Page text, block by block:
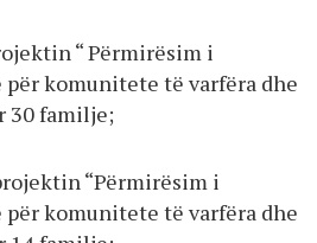
“ Përmirësim i
për komunitete të varfëra dhe
30 familje;
“Përmirësim i
për komunitete të varfëra dhe